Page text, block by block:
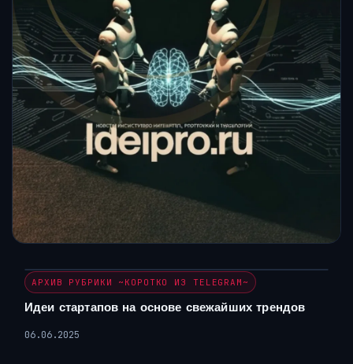
АРХИВ РУБРИКИ ~КОРОТКО ИЗ TELEGRAM~
Идеи стартапов на основе свежайших трендов
06.06.2025